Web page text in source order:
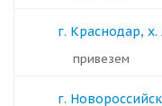
г. Краснодар, х.
Привезем
г.